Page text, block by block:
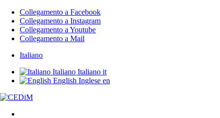
Collegamento a Facebook
Collegamento a Instagram
Collegamento a Youtube
Collegamento a Mail
Italiano
Italiano Italiano it
English Inglese en